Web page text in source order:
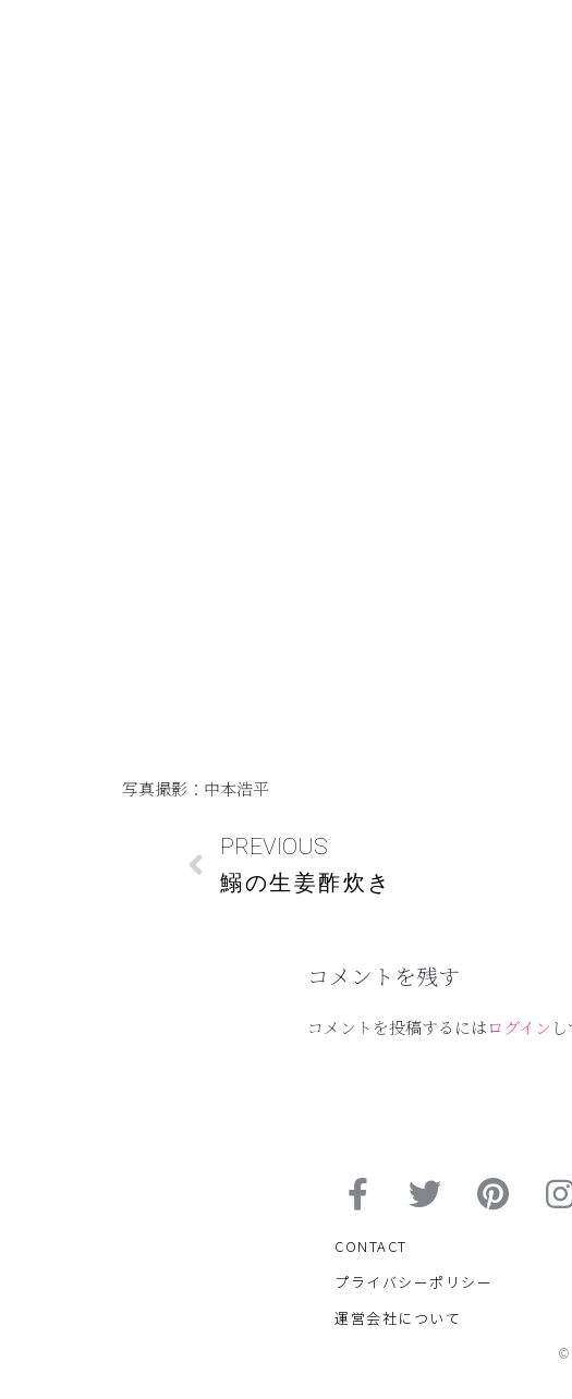
写真撮影：中本浩平
PREVIOUS
鰯の生姜酢炊き
コメントを残す
コメントを投稿するにはログイン
CONTACT
プライバシーポリシー
運営会社について
©